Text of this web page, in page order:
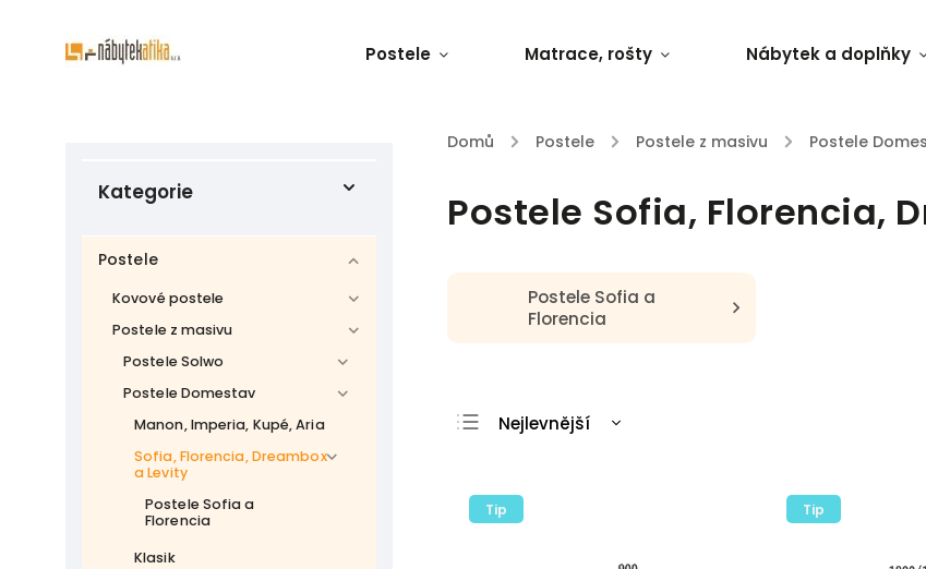
Postele Matrace, rošty Nábytek a doplňky
Domů / Postele / Postele z masivu / Postele
Kategorie
Postele
Kovové postele
Postele z masivu
Postele Solwo
Postele Domestav
Manon, Imperia, Kupé, Aria
Sofia, Florencia, Dreambox
a Levity
Postele Sofia a
Florencia
Klasik
Postele Sofia, Florencia,
Postele Sofia a
Florencia
Nejlevnější
Nejprodávanější
Abecedně
Tip Tip